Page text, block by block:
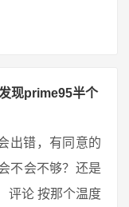
现prime95半个
出错，有同意的
不会不够？还是
评论 按那个温度